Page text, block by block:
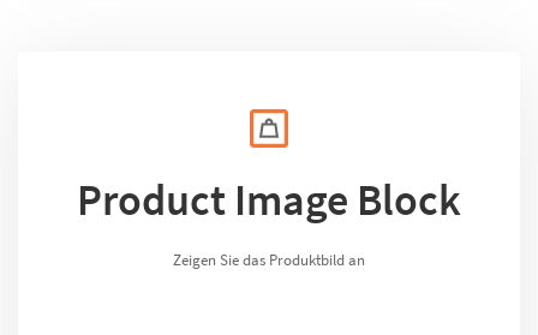
Product Image Block
Zeigen Sie das Produktbild an